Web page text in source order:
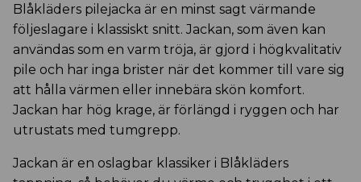
Blåkläders pilejacka är en minst sagt värmande
följeslagare i klassiskt snitt. Jackan, som även kan
användas som en varm tröja, är gjord i högkvalitativ
pile och har inga brister när det kommer till vare sig
att hålla värmen eller innebära skön komfort.
Jackan har hög krage, är förlängd i ryggen och har
utrustats med tumgrepp.
Jackan är en oslagbar klassiker i Blåkläders